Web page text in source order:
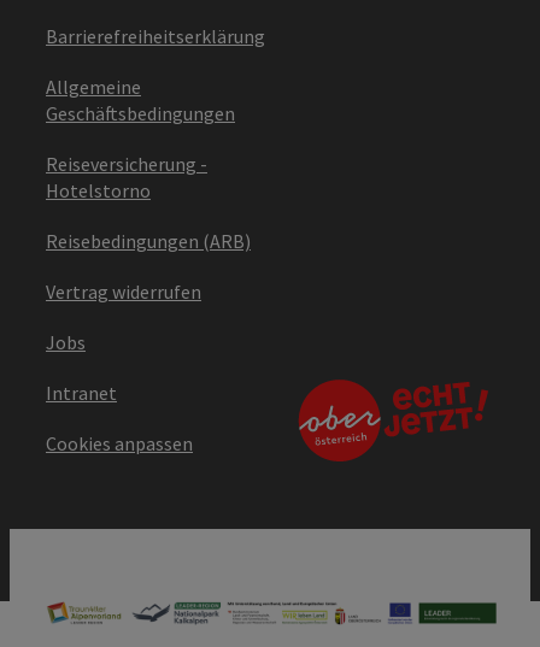
Barrierefreiheitserklärung
Allgemeine
Geschäftsbedingungen
Reiseversicherung -
Hotelstorno
Reisebedingungen (ARB)
Vertrag widerrufen
Jobs
Intranet
Cookies anpassen